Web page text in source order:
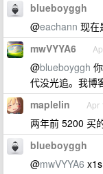
blueboyggh
@eachann 现在
mwVYYA6
@blueboyggh
代没光追。我博
maplelin Apr
两年前 5200 买
blueboyggh
@mwVYYA6